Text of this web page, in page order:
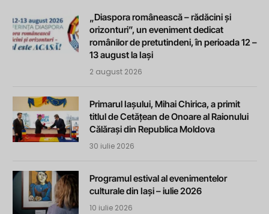
„Diaspora românească – rădăcini și
orizonturi”, un eveniment dedicat
românilor de pretutindeni, în perioada 12 –
13 august la Iași
2 august 2026
Primarul Iașului, Mihai Chirica, a primit
titlul de Cetățean de Onoare al Raionului
Călărași din Republica Moldova
30 iulie 2026
Programul estival al evenimentelor
culturale din Iași – iulie 2026
10 iulie 2026